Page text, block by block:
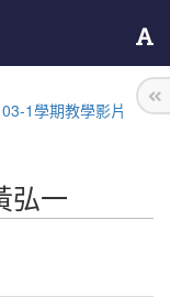
1學期教學影片
弘一